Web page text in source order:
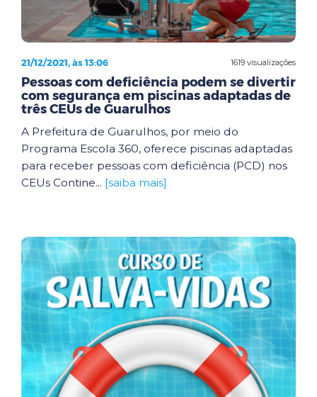
1619 visualizações
21/12/2021, às 13:06
Pessoas com deficiência podem se divertir
com segurança em piscinas adaptadas de
três CEUs de Guarulhos
A Prefeitura de Guarulhos, por meio do
Programa Escola 360, oferece piscinas adaptadas
para receber pessoas com deficiência (PCD) nos
CEUs Contine... [saiba mais]